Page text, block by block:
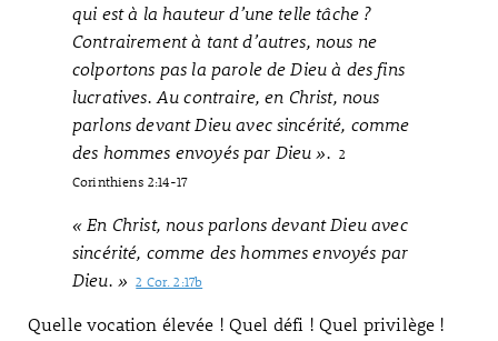
qui est à la hauteur d’une telle tâche ?
Contrairement à tant d’autres, nous ne
colportons pas la parole de Dieu à des fins
lucratives. Au contraire, en Christ, nous
parlons devant Dieu avec sincérité, comme
des hommes envoyés par Dieu ». 2
Corinthiens 2:14-17
« En Christ, nous parlons devant Dieu avec
sincérité, comme des hommes envoyés par
Dieu. » 2 Cor. 2:17b
Quelle vocation élevée ! Quel défi ! Quel privilège !